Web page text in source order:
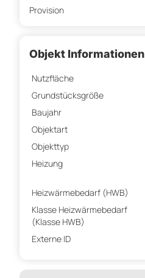
Provision
Objekt Informationen
Nutzfläche
Grundstücksgröße
Baujahr
Objektart
Objekttyp
Heizung
Heizwärmebedarf (HWB)
Klasse Heizwärmebedarf
(Klasse HWB)
Externe ID